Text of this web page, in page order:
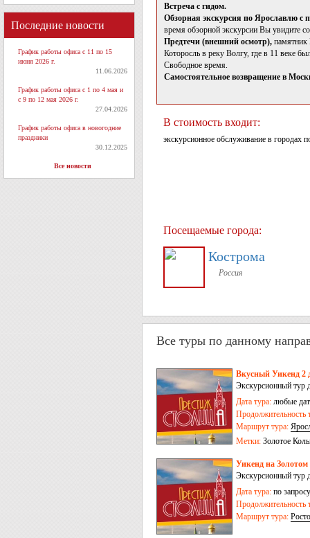
Последние новости
График работы офиса с 11 по 15
июня 2026 г.
11.06.2026
График работы офиса с 1 по 4 мая и
с 9 по 12 мая 2026 г.
27.04.2026
График работы офиса в новогодние
праздники
30.12.2025
Все новости
Встреча с гидом.
Обзорная экскурсия по Ярославлю с
время обзорной экскурсии Вы увидите
Предтечи (внешний осмотр), памятник
Которосль в реку Волгу, где в 11 веке
Свободное время.
Самостоятельное возвращение в
В стоимость входит:
экскурсионное обслуживание в городах
Посещаемые города:
Кострома
Россия
Все туры по данному
Вкусный Уикенд 2
Экскурсионный тур
Дата тура: любые
Продолжительность
Маршрут тура:
Метки: Золотое
Уикенд на
Экскурсионный тур
Дата тура: по запросу
Продолжительность
Маршрут тура: